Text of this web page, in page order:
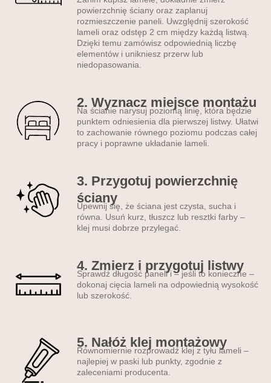
poziome świetnie
komponują się z
nowoczesnymi aranżacjami,
podkreślając elegancję i
dynamizm wnętrza.
pomieszczenia pasują
lamele ścienne?
• do salonu– np. na ścianę
łóżkiem •do kuchni– jako
przedpokoju lub na klatkę
schodową
Nowoczesne lamele
ścienne PCV –
najważniejsze korzyści
gotowe – nie trzeba
malować ani szlifować; •
trwałe, lekkie PCV odporne
powierzchnię ściany oraz zaplanuj
rozmieszczenie paneli. Uwzględnij szerokość
lameli oraz odstęp 2 cm między każdą listwą.
Dzięki temu zamówisz odpowiednią liczbę
elementów i unikniesz przerw lub
niedopasowania.
2. Wyznacz miejsce montażu
Na ścianie narysuj poziomą linię, która będzie
punktem odniesienia dla pierwszej listwy. Ułatwi
to zachowanie równego poziomu podczas całej
pracy i poprawne układanie lameli.
3. Przygotuj powierzchnię
ściany
Upewnij się, że ściana jest czysta, sucha i
równa. Usuń kurz, tłuszcz lub resztki farby –
klej musi dobrze przylegać.
4. Zmierz i przygotuj listwy
Sprawdź długość paneli i – jeśli to konieczne –
dokonaj cięcia lameli na odpowiednią wysokość
lub szerokość.
5. Nałóż klej montażowy
Równomiernie rozprowadź klej z tyłu lameli –
najlepiej w paski lub punkty, zgodnie z
zaleceniami producenta.